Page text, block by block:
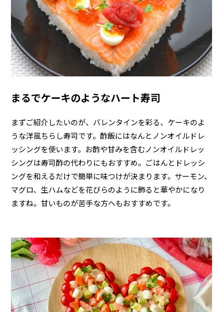
まるでケーキのようなハート寿司
まずご紹介したいのが、バレンタインを彩る、ケーキのよ
うな洋風ちらし寿司です。酢飯にはなんとノンオイルドレ
ッシングを使います。お酢や甘みを含むノンオイルドレッ
シングは寿司酢の代わりにもおすすめ。ごはんとドレッシ
ングを和えるだけで簡単に味つけが決まります。サーモン、
マグロ、生ハムなどを花びらのように飾ると華やかになり
ますね。甘いものが苦手な方へもおすすめです。